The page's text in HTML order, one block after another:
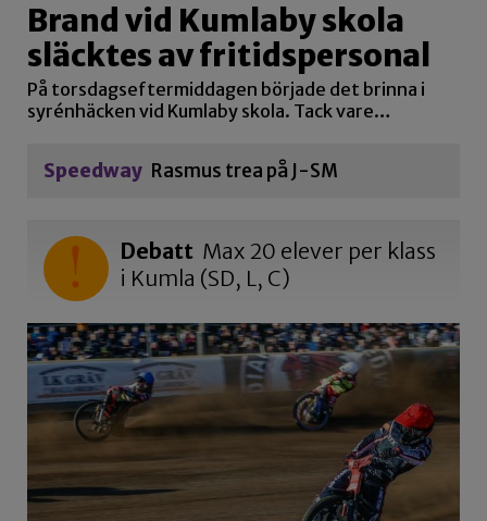
Brand vid Kumlaby skola
släcktes av fritidspersonal
På torsdagseftermiddagen började det brinna i
syrénhäcken vid Kumlaby skola. Tack vare…
Speedway Rasmus trea på J-SM
Debatt Max 20 elever per klass
i Kumla (SD, L, C)